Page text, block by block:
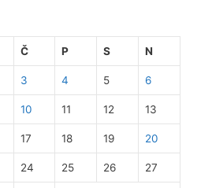
Č P S N
3 4 5 6
10 11 12 13
17 18 19 20
24 25 26 27